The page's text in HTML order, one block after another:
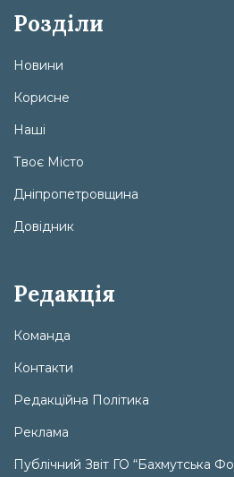
Розділи
Новини
Корисне
Наші
Твоє Місто
Дніпропетровщина
Довідник
Редакція
Команда
Контакти
Редакційна Політика
Реклама
Публічний Звіт ГО “Бахмутська